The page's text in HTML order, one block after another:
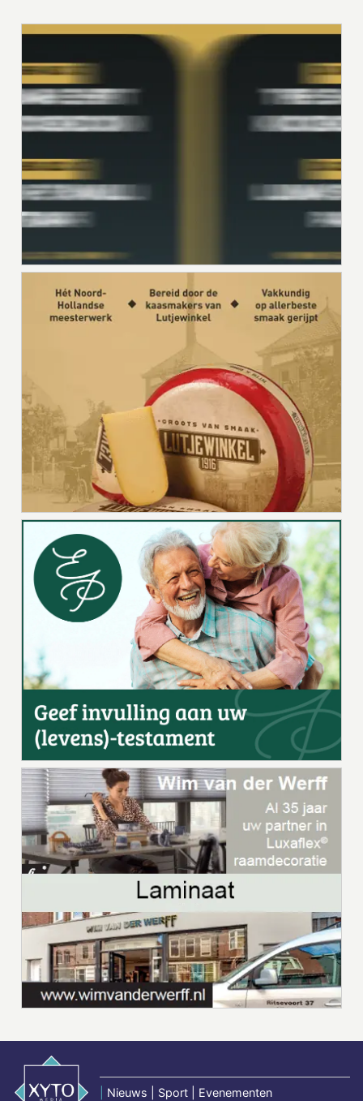
Nieuws | Sport | Evenementen